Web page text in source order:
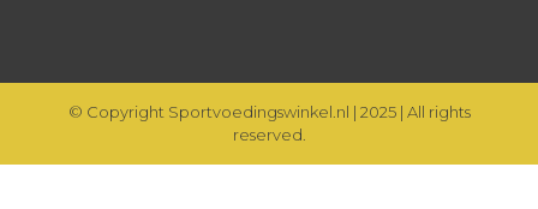
© Copyright Sportvoedingswinkel.nl | 2025 | All rights
reserved.